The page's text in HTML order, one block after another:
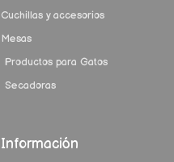
Cuchillas y accesorios
Mesas
Productos para Gatos
Secadoras
Información